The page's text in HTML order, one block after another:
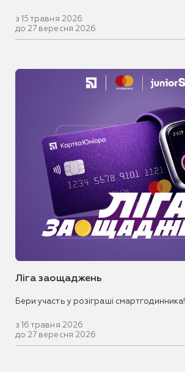
з 15 травня 2026
до 27 вересня 2026
Ліга заощаджень
Бери участь у розіграші смартгодинника!
з 16 травня 2026
до 27 вересня 2026